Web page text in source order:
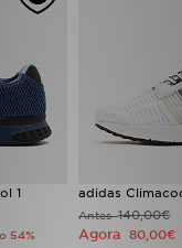
1
54%
adidas
Antes140,00€
Agora 80,00€